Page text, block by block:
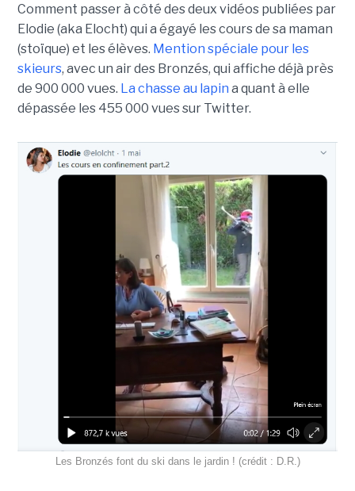
Comment passer à côté des deux vidéos publiées par
Elodie (aka Elocht) qui a égayé les cours de sa maman
(stoïque) et les élèves. Mention spéciale pour les
skieurs, avec un air des Bronzés, qui affiche déjà près
de 900 000 vues. La chasse au lapin a quant à elle
dépassée les 455 000 vues sur Twitter.
Les Bronzés font du ski dans le jardin ! (crédit : D.R.)